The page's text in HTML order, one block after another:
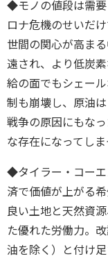
◆モノの値段は需要
ロナ危機のせいだ
世間の関心が高ま
遠され、より低炭
給の面でもシェー
制も崩壊し、原油
戦争の原因にもな
な存在になってしま
◆タイラー・コーエ
済で価値が上がる
良い土地と天然資
た優れた労働力。
油を除く）と付け